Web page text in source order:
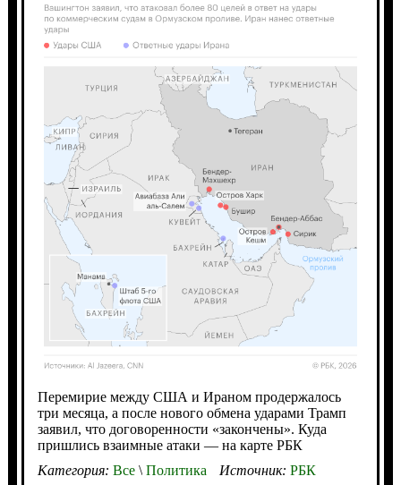
Перемирие между США и Ираном продержалось
три месяца, а после нового обмена ударами Трамп
заявил, что договоренности «закончены». Куда
пришлись взаимные атаки — на карте РБК
Категория: Все\Политика Источник: РБК